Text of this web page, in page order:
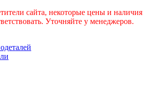
сайта, некоторые цены и наличия
Уточняйте у менеджеров.